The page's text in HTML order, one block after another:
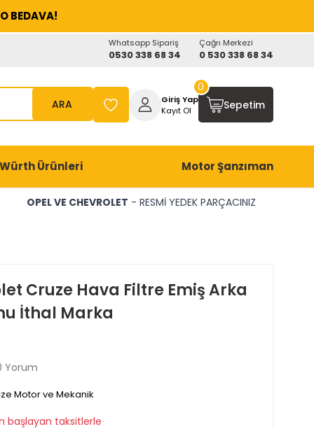
BEDAVA!
Whatsapp Sipariş
0530 338 68 34
Çağrı Merkezi
0 530 338 68 34
ARA
Giriş Yap
Kayıt Ol
Sepetim
0
Würth Ürünleri Motor Şanzıman
OPEL VE CHEVROLET - RESMİ YEDEK PARÇACINIZ
Cruze Hava Filtre Emiş Arka
İthal Marka
Yorum
Motor ve Mekanik
başlayan taksitlerle